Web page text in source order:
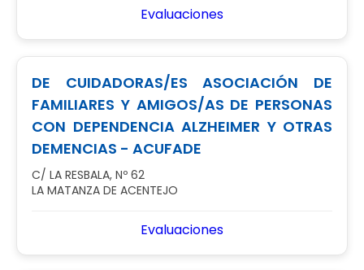
Evaluaciones
DE CUIDADORAS/ES ASOCIACIÓN DE
FAMILIARES Y AMIGOS/AS DE PERSONAS
CON DEPENDENCIA ALZHEIMER Y OTRAS
DEMENCIAS - ACUFADE
C/ LA RESBALA, Nº 62
LA MATANZA DE ACENTEJO
Evaluaciones